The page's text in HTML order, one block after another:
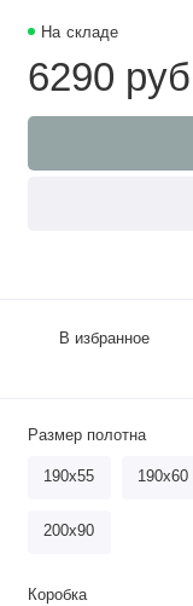
На складе
6290
В избранное
Размер полотна
190х55 190х60
200х90
Коробка